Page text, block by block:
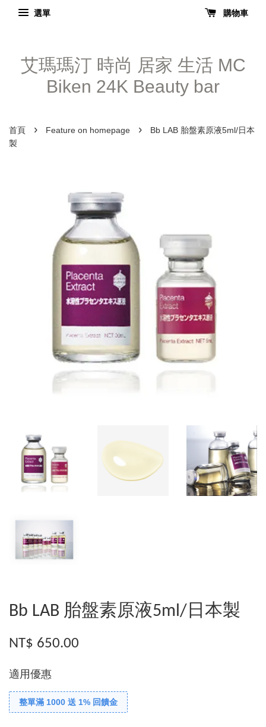
選單 購物車
艾瑪瑪汀 時尚 居家 生活 MC
Biken 24K Beauty bar
首頁 › Feature on homepage ›
Bb LAB 胎盤素原液5ml/日本
製
Bb LAB 胎盤素原液5ml/日本製
NT$ 650.00
適用優惠
整單滿 1000 送 1% 回饋金